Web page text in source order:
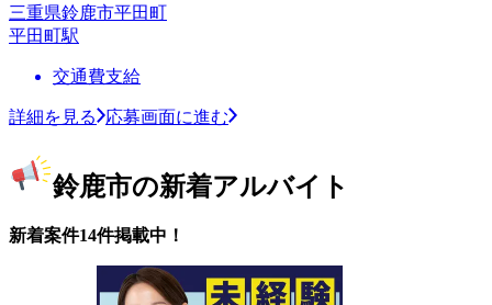
三重県鈴鹿市平田町
平田町駅
交通費支給
詳細を見る 応募画面に進む
鈴鹿市の新着アルバイト
新着案件14件掲載中！